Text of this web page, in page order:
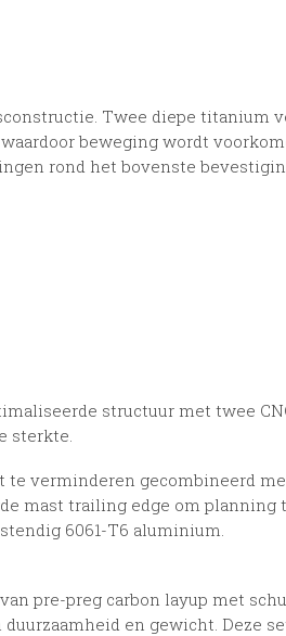
Twee diepe titanium
beweging wordt
rond het bovenste
structuur met twee
sterkte.
verminderen gecombineerd
mast trailing edge om
6061-T6 aluminium.
pre-preg carbon layup met
en gewicht. Deze